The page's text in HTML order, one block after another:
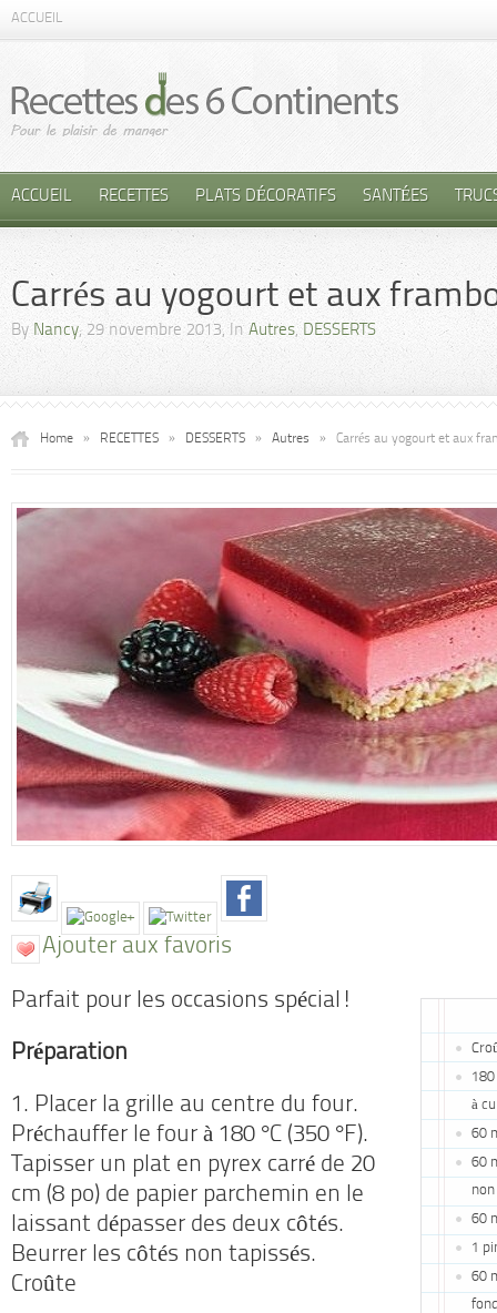
ACCUEIL
ACCUEIL RECETTES PLATS DÉCORATIFS SANTÉES
Carrés au yogourt et aux
By Nancy, 29 novembre 2013, In Autres, DESSERTS
Home » RECETTES » DESSERTS » Autres » Carrés au yogourt et aux
Ajouter aux favoris
à
60
60
60
1
60
Parfait pour les occasions spécial!
Préparation
1. Placer la grille au centre du four.
Préchauffer le four à 180 °C (350 °F).
Tapisser un plat en pyrex carré de 20
cm (8 po) de papier parchemin en le
laissant dépasser des deux côtés.
Beurrer les côtés non tapissés.
Croûte